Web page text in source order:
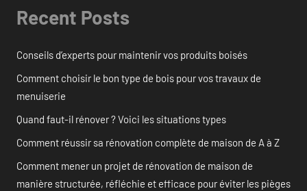
Recent Posts
Conseils d’experts pour maintenir vos produits boisés
Comment choisir le bon type de bois pour vos travaux de
menuiserie
Quand faut-il rénover ? Voici les situations types
Comment réussir sa rénovation complète de maison de A à Z
Comment mener un projet de rénovation de maison de
manière structurée, réfléchie et efficace pour éviter les pièges